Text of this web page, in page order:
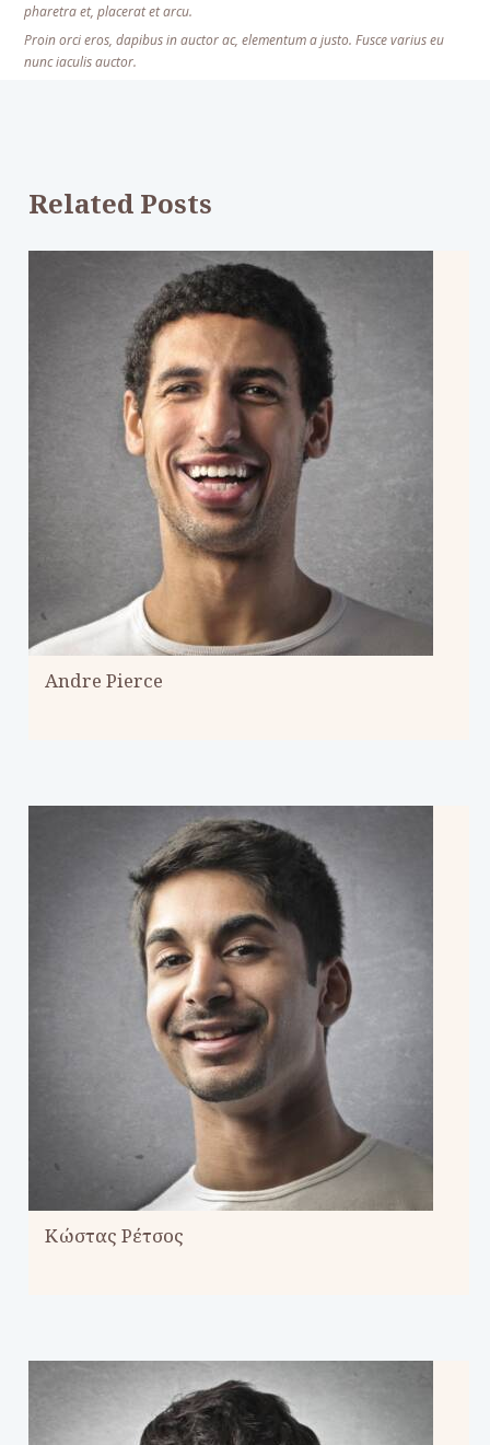
pharetra et, placerat et arcu.
Proin orci eros, dapibus in auctor ac, elementum a justo. Fusce varius eu
nunc iaculis auctor.
Related Posts
Andre Pierce
Κώστας Ρέτσος